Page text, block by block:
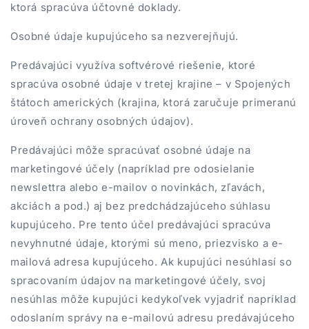
ktorá spracúva účtovné doklady.
Osobné údaje kupujúceho sa nezverejňujú.
Predávajúci využíva softvérové riešenie, ktoré
spracúva osobné údaje v tretej krajine – v Spojených
štátoch amerických (krajina, ktorá zaručuje primeranú
úroveň ochrany osobných údajov).
Predávajúci môže spracúvať osobné údaje na
marketingové účely (napríklad pre odosielanie
newslettra alebo e-mailov o novinkách, zľavách,
akciách a pod.) aj bez predchádzajúceho súhlasu
kupujúceho. Pre tento účel predávajúci spracúva
nevyhnutné údaje, ktorými sú meno, priezvisko a e-
mailová adresa kupujúceho. Ak kupujúci nesúhlasí so
spracovaním údajov na marketingové účely, svoj
nesúhlas môže kupujúci kedykoľvek vyjadriť napríklad
odoslaním správy na e-mailovú adresu predávajúceho